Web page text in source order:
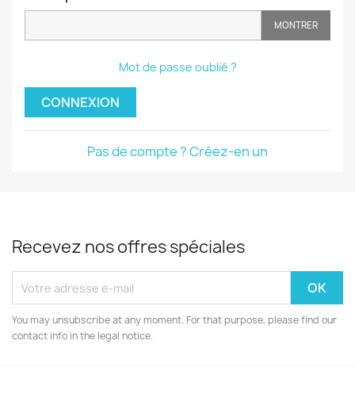
MONTRER
Mot de passe oublié ?
CONNEXION
Pas de compte ? Créez-en un
Recevez nos offres spéciales
You may unsubscribe at any moment. For that purpose, please find our
contact info in the legal notice.
Créer une liste d'envies
Nom de la liste d'envies